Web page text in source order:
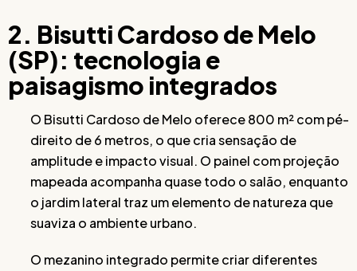
2. Bisutti Cardoso de Melo
(SP): tecnologia e
paisagismo integrados
O Bisutti Cardoso de Melo oferece 800 m² com pé-
direito de 6 metros, o que cria sensação de
amplitude e impacto visual. O painel com projeção
mapeada acompanha quase todo o salão, enquanto
o jardim lateral traz um elemento de natureza que
suaviza o ambiente urbano.
O mezanino integrado permite criar diferentes